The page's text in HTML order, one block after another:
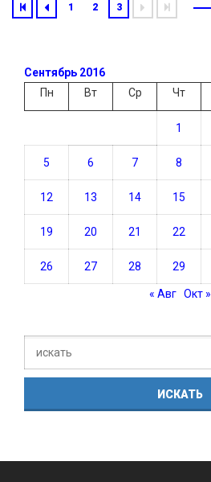
1 2 3
Сентябрь 2016
Пн
Вт Ср Чт
1
5 6 7 8
12 13 14 15
19 20 21 22
26 27 28 29
« Авг Окт »